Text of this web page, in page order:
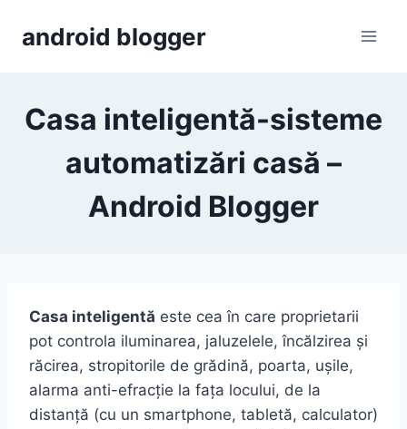
android blogger
Casa inteligentă-sisteme
automatizări casă –
Android Blogger
Casa inteligentă este cea în care proprietarii
pot controla iluminarea, jaluzelele, încălzirea și
răcirea, stropitorile de grădină, poarta, ușile,
alarma anti-efracție la fața locului, de la
distanță (cu un smartphone, tabletă, calculator)